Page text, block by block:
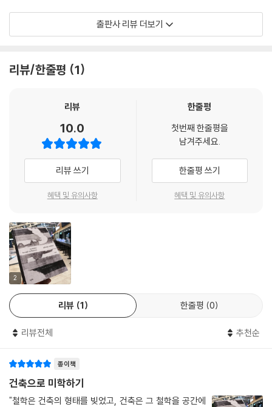
그 뒤를 이어 나올 건축의 특징이 짐작되지 않는가?
---「5 파치 예배당」중에서
다. 여러 차례 설명했듯, 우리는 눈으로 보는 것이 아니라 뇌의 해석을 거친
까지의 지식과 경험을 바탕으로 해석한다.
---「6 일 제수 성당」중에서
뒤랑 이전의 건축은 이데아적 형상을 추구했다. 그런데 뒤랑의 시대에는
이데아적 형상을 추구하지 않는다. 아니 그렇게 하지 못한다. 왜? 전례가
없는 용도의 건물을 만들어내야 하기 때문이다. 전례가 없는 용도의 건물
에 부합하는 이데아적 형상을 상상할 수 있겠는가?
이런 맥락에서 우리는 빅토리아 앨버트 뮤지엄에서 아리스토텔레스의 영
향을 찾아낼 수 있다. 건축의 추가 다시 아리스토텔레스 쪽으로 기울어졌
다. 건축의 추가 아리스토텔레스로 기울어지는 순간, 우리는 또다시 플라
톤을 예상하게 된다.
---「8 빅토리아 앨버트 뮤지엄」중에서
모더니즘 건축에서 기능은 시간과 공간을 초월하는 원칙이기에 이데아의
리고 그런 노력에는 기능주의라는 이름이 자연스럽게 붙는다. 이런 맥락에
---「9 바이센호프 주택단지」중에서
저자는 말한다. 플라톤과 아리스토텔레스라는 두 철학자가 건축의 시간 속
에서 끊임없이 교차하며 등장한다고. 그에 따르면 2천5백 년 전의 사유가
가 아니라 건축 도면과 공간 안에서 실현되고 있다.
우리는 흔히 건축을 ‘양식’으로 이해한다. 하지만 이 책은 묻는다. 누구의
이 본 파르테논은 다르다. 그 차이를 만드는 것은 경험과 철학, 그리고 시대
의 문화에 깃들어 있다. 이 책은 건축을 시대의 색안경으로 읽어내는 시도
를 한다. 그 시도는 어느새 우리의 감각에도 작용하기 시작한다.
책을 덮고 나면 일상에서 마주치는 건축이 더 이상 ‘배경’이 아니다. 그 안
다는 것을 알게 된다. 르네상스가 바로크로 넘어가는 순간, 플라톤에서 아
리스토텔레스로 바뀌는 전환점?이 모든 것이 건축이라는 공간에 고스란
히 녹아 있다.
『건축으로 미학하기』는 건축을 공부한 이들이 아니더라도, 사유하는 미학,
형태 너머의 많은 생각들, 그 공간이 지닌 가치와 철학을 알고자 하는 누구
에게나 열려 있다.
그것은 결국, 우리가 아름다움이라 부르는 것이 무엇에서 시작되었는지를
출판사 리뷰 더보기
리뷰/한줄평 1
리뷰
10.0
리뷰 쓰기
혜택 및 유의사항
한줄평
첫번째 한줄평을
남겨주세요.
한줄평 쓰기
혜택 및 유의사항
2
리뷰 1 한줄평 0
리뷰전체 추천순
종이책
건축으로 미학하기
"철학은 건축의 형태를 빚었고, 건축은 그 철학을 공간에